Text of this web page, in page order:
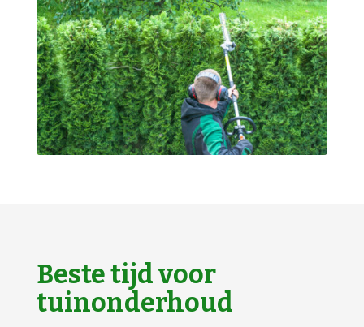
Beste tijd voor
tuinonderhoud